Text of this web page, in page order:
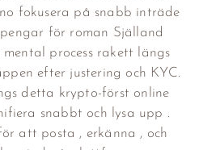
fokusera på snabb inträde
för roman Själland
process rakett längs
efter justering och KYC.
detta krypto-först online
snabbt och lysa upp .
att posta , erkänna , och